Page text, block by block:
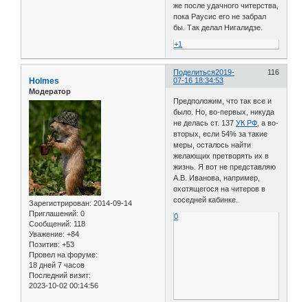
же после удачного читерства,
пока Раусис его не забрал
бы. Так делал Нигалидзе.
+1
Поделиться 116
2019-
07-16 18:34:53
Holmes
Модератор
Зарегистрирован: 2014-09-14
Приглашений: 0
Сообщений: 118
Уважение: +84
Позитив: +53
Провел на форуме:
18 дней 7 часов
Последний визит:
2023-10-02 00:14:56
Предположим, что так все и
было. Но, во-первых, никуда
не делась ст. 137УК РФ , а во-
вторых, если 54% за такие
меры, осталось найти
желающих претворять их в
жизнь. Я вот не представляю
А.В. Иванова, например,
охотящегося на читеров в
соседней кабинке.
0